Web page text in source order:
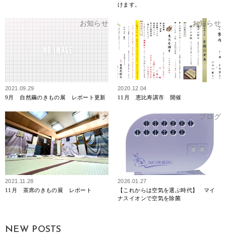
けます。
お知らせ
2021.09.29
9月 自然繭のきもの展 レポート更新
お知らせ
2020.12.04
11月 恵比寿講市 開催
ブログ
2021.11.28
11月 茶席のきもの展 レポート
ブログ
2026.01.27
【これからは空気を選ぶ時代】 マイ
ナスイオンで空気を除菌
NEW POSTS